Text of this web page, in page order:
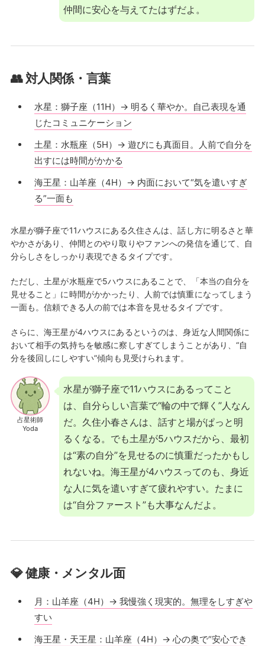
仲間に安心を与えてたはずだよ。
👥 対人関係・言葉
水星：獅子座（11H）→ 明るく華やか。自己表現を通
じたコミュニケーション
土星：水瓶座（5H）→ 遊びにも真面目。人前で自分を
出すには時間がかかる
海王星：山羊座（4H）→ 内面において“気を遣いすぎ
る”一面も
水星が獅子座で11ハウスにある久住さんは、話し方に明るさと華
やかさがあり、仲間とのやり取りやファンへの発信を通じて、自
分らしさをしっかり表現できるタイプです。
ただし、土星が水瓶座で5ハウスにあることで、「本当の自分を
見せること」に時間がかかったり、人前では慎重になってしまう
一面も。信頼できる人の前では本音を見せるタイプです。
さらに、海王星が4ハウスにあるというのは、身近な人間関係に
おいて相手の気持ちを敏感に察しすぎてしまうことがあり、“自
分を後回しにしやすい”傾向も見受けられます。
占星術師
Yoda
水星が獅子座で11ハウスにあるってこと
は、自分らしい言葉で“輪の中で輝く”人なん
だ。久住小春さんは、話すと場がぱっと明
るくなる。でも土星が5ハウスだから、最初
は“素の自分”を見せるのに慎重だったかもし
れないね。海王星が4ハウスってのも、身近
な人に気を遣いすぎて疲れやすい。たまに
は“自分ファースト”も大事なんだよ。
💎 健康・メンタル面
月：山羊座（4H）→ 我慢強く現実的。無理をしすぎや
すい
海王星・天王星：山羊座（4H）→ 心の奥で“安心でき